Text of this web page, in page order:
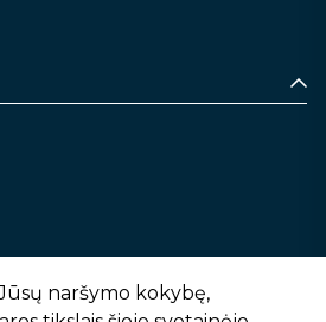
naršymo kokybę,